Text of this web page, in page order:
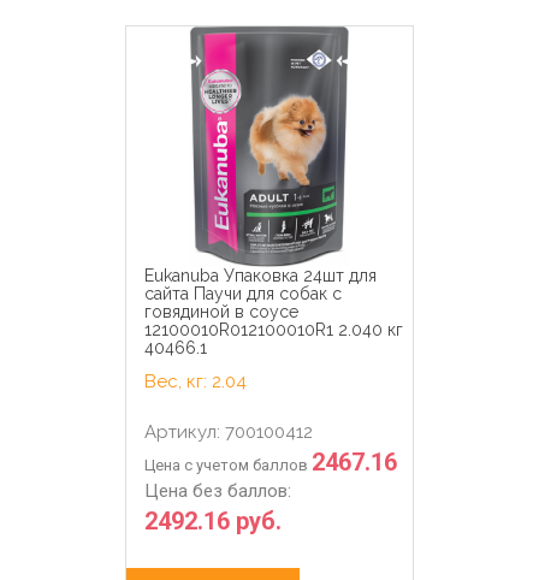
Eukanuba Упаковка 24шт для
сайта Паучи для собак с
говядиной в соусе
12100010R012100010R1 2.040 кг
40466.1
Вес, кг: 2.04
Артикул: 700100412
Цена с учетом баллов 2467.16
Цена без баллов:
2492.16 руб.